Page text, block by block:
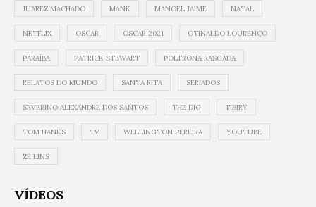
JUAREZ MACHADO MANK MANOEL JAIME NATAL
NETFLIX OSCAR OSCAR 2021 OTINALDO LOURENÇO
PARAÍBA PATRICK STEWART POLTRONA RASGADA
RELATOS DO MUNDO SANTA RITA SERIADOS
SEVERINO ALEXANDRE DOS SANTOS THE DIG TIBIRY
TOM HANKS TV WELLINGTON PEREIRA YOUTUBE
ZÉ LINS
VÍDEOS